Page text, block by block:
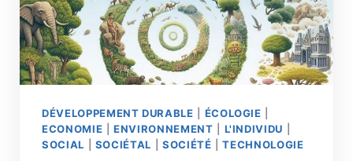
DÉVELOPPEMENT DURABLE ÉCOLOGIE
ECONOMIE |ENVIRONNEMENT L'INDIVIDU
SOCIAL
SOCIÉTAL SOCIÉTÉ |TECHNOLOGIE